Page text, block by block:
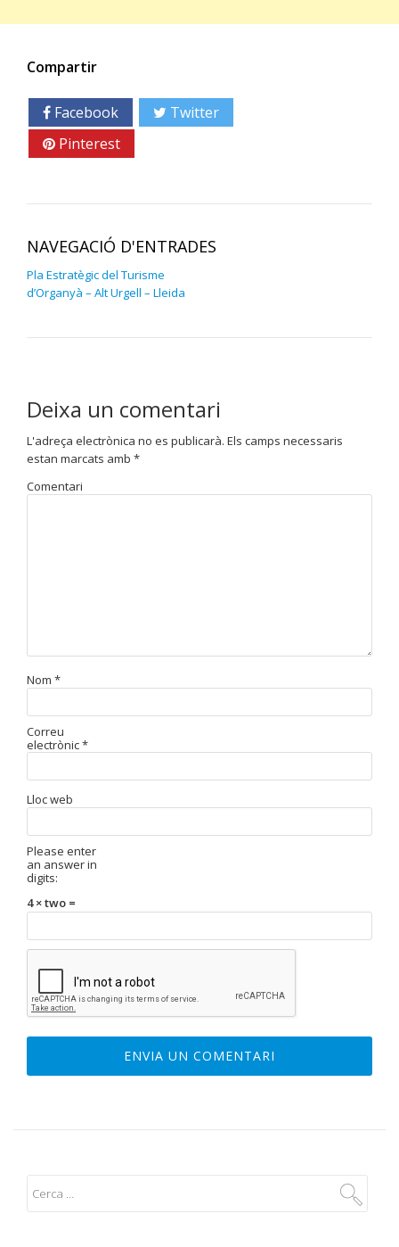
Compartir
Facebook Twitter
Pinterest
NAVEGACIÓ D'ENTRADES
Pla Estratègic del Turisme
d’Organyà – Alt Urgell – Lleida
Deixa un comentari
L'adreça electrònica no es publicarà. Els camps necessaris
estan marcats amb *
Comentari
Nom *
Correu
electrònic*
Lloc web
Please enter
an answer in
digits:
4 × two =